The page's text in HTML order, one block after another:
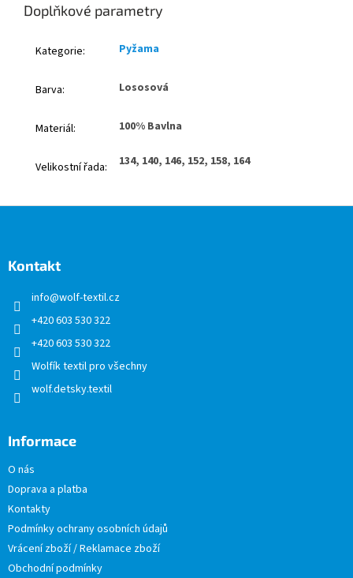
Doplňkové parametry
Kategorie: Pyžama
Barva: Lososová
Materiál: 100% Bavlna
Velikostní řada: 134, 140, 146, 152, 158, 164
Kontakt
info@wolf-textil.cz
+420 603 530 322
+420 603 530 322
Wolfík textil pro všechny
wolf.detsky.textil
Informace
O nás
Doprava a platba
Kontakty
Podmínky ochrany osobních údajů
Vrácení zboží / Reklamace zboží
Obchodní podmínky